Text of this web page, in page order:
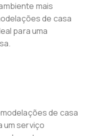
mais
de casa
para uma
de casa
um serviço